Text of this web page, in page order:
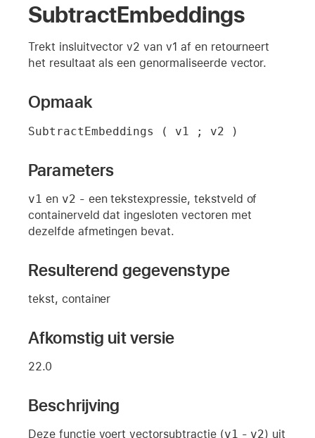
SubtractEmbeddings
Trekt insluitvector v2 van v1 af en retourneert
het resultaat als een genormaliseerde vector.
Opmaak
SubtractEmbeddings ( v1 ; v2 )
Parameters
v1 en v2 - een tekstexpressie, tekstveld of
containerveld dat ingesloten vectoren met
dezelfde afmetingen bevat.
Resulterend gegevenstype
tekst, container
Afkomstig uit versie
22.0
Beschrijving
Deze functie voert vectorsubtractie (v1 - v2) uit